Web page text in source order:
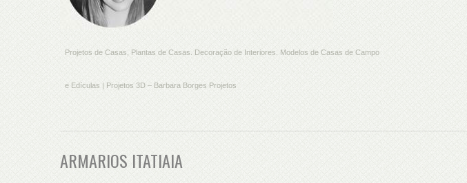
Projetos de Casas, Plantas de Casas. Decoração de Interiores. Modelos de Casas de Campo
e Edículas | Projetos 3D – Barbara Borges Projetos
ARMARIOS ITATIAIA